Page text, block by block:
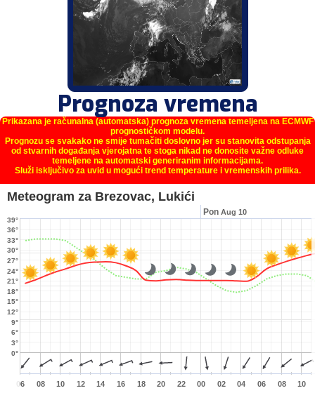
Prognoza vremena
Prikazana je računalna (automatska) prognoza vremena temeljena na ECMWF
prognostičkom modelu.
Prognozu se svakako ne smije tumačiti doslovno jer su stanovita odstupanja
od stvarnih događanja vjerojatna te stoga nikad ne donosite važne odluke
temeljene na automatski generiranim informacijama.
Služi isključivo za uvid u mogući trend temperature i vremenskih prilika.
Meteogram za Brezovac, Lukići
0°
3°
6°
9°
12°
15°
18°
21°
24°
27°
30°
33°
36°
39°
06 08 10 12 14 16 18 20 22 00 02 04 06 08 10
Pon Aug 10